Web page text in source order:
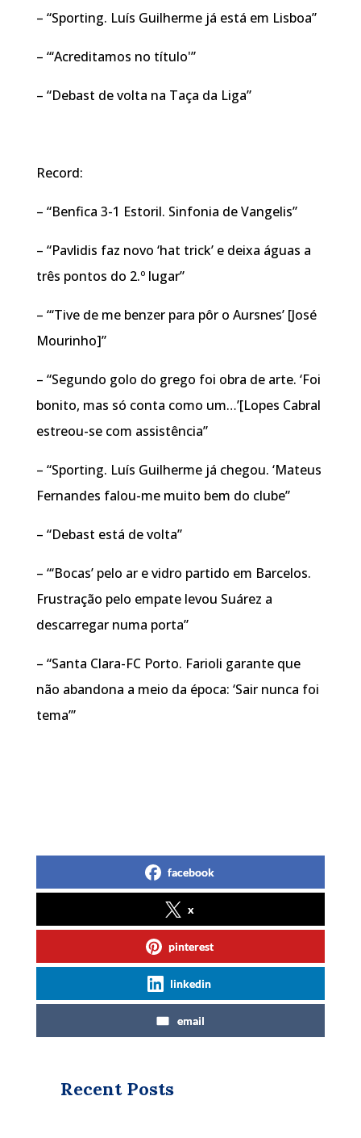
– “Sporting. Luís Guilherme já está em Lisboa”
– “‘Acreditamos no título'”
– “Debast de volta na Taça da Liga”
Record:
– “Benfica 3-1 Estoril. Sinfonia de Vangelis”
– “Pavlidis faz novo ‘hat trick’ e deixa águas a
três pontos do 2.º lugar”
– “‘Tive de me benzer para pôr o Aursnes’ [José
Mourinho]”
– “Segundo golo do grego foi obra de arte. ‘Foi
bonito, mas só conta como um…’[Lopes Cabral
estreou-se com assistência”
– “Sporting. Luís Guilherme já chegou. ‘Mateus
Fernandes falou-me muito bem do clube”
– “Debast está de volta”
– “‘Bocas’ pelo ar e vidro partido em Barcelos.
Frustração pelo empate levou Suárez a
descarregar numa porta”
– “Santa Clara-FC Porto. Farioli garante que
não abandona a meio da época: ‘Sair nunca foi
tema’”
facebook
x
pinterest
linkedin
email
Recent Posts